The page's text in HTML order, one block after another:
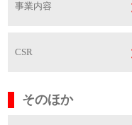
事業内容
CSR
そのほか